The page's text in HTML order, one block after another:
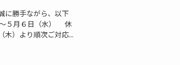
勝手ながら、以下
５月６日（水） 休
木）より順次ご対応...